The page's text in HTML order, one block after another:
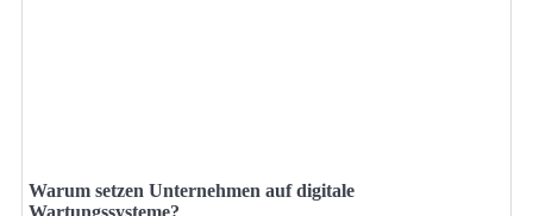
Warum setzen Unternehmen auf digitale